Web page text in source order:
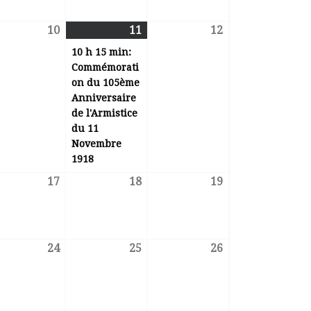
2023
10 10 novembre 2023
11 11 novembre 2023
(1 évènement)
10 h 15 min:
Commémorati
on du 105ème
Anniversaire
de l'Armistice
du 11
Novembre
1918
12
2023
17 17 novembre 2023
18 18 novembre 2023
19
2023
2424 novembre 2023
25 25 novembre 2023
26